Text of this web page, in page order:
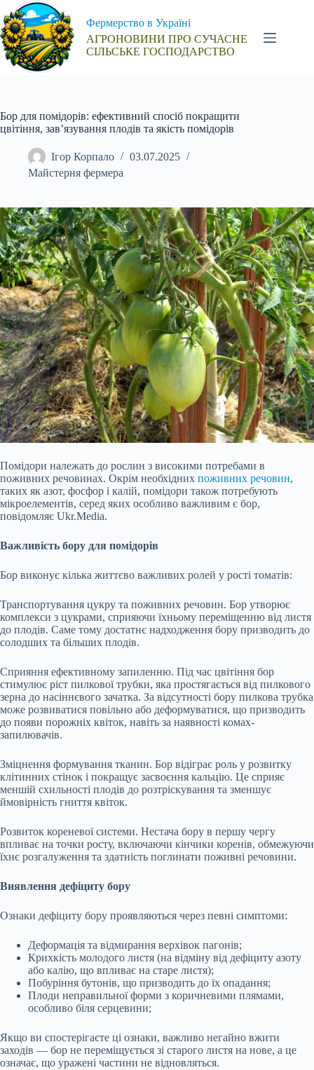
Перейти
до
вмісту
Фермерство в Україні
АГРОНОВИНИ ПРО СУЧАСНЕ
СІЛЬСЬКЕ ГОСПОДАРСТВО
Бор для помідорів: ефективний спосіб покращити
цвітіння, зав’язування плодів та якість помідорів
Ігор Корпало
03.07.2025
Майстерня фермера
Помідори належать до рослин з високими потребами в
поживних речовинах. Окрім необхідних поживних речовин,
таких як азот, фосфор і калій, помідори також потребують
мікроелементів, серед яких особливо важливим є бор,
повідомляє Ukr.Media.
Важливість бору для помідорів
Бор виконує кілька життєво важливих ролей у рості томатів:
Транспортування цукру та поживних речовин. Бор утворює
комплекси з цукрами, сприяючи їхньому переміщенню від листя
до плодів. Саме тому достатнє надходження бору призводить до
солодших та більших плодів.
Сприяння ефективному запиленню. Під час цвітіння бор
стимулює ріст пилкової трубки, яка простягається від пилкового
зерна до насіннєвого зачатка. За відсутності бору пилкова трубка
може розвиватися повільно або деформуватися, що призводить
до появи порожніх квіток, навіть за наявності комах-
запилювачів.
Зміцнення формування тканин. Бор відіграє роль у розвитку
клітинних стінок і покращує засвоєння кальцію. Це сприяє
меншій схильності плодів до розтріскування та зменшує
ймовірність гниття квіток.
Розвиток кореневої системи. Нестача бору в першу чергу
впливає на точки росту, включаючи кінчики коренів, обмежуючи
їхнє розгалуження та здатність поглинати поживні речовини.
Виявлення дефіциту бору
Ознаки дефіциту бору проявляються через певні симптоми:
Деформація та відмирання верхівок пагонів;
Крихкість молодого листя (на відміну від дефіциту азоту
або калію, що впливає на старе листя);
Побуріння бутонів, що призводить до їх опадання;
Плоди неправильної форми з коричневими плямами,
особливо біля серцевини;
Якщо ви спостерігаєте ці ознаки, важливо негайно вжити
заходів — бор не переміщується зі старого листя на нове, а це
означає, що уражені частини не відновляться.